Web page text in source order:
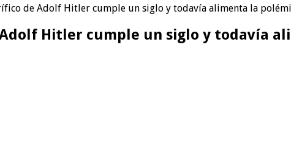
de Adolf Hitler cumple un siglo y todavía alimenta la
Hitler cumple un siglo y todavía